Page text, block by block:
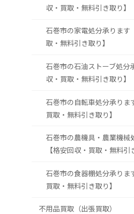
収・買取・無料引き取り】
石巻市の家電処分承ります
取・無料引き取り】
石巻市の石油ストーブ処分
収・買取・無料引き取り】
石巻市の自転車処分承りま
買取・無料引き取り】
石巻市の農機具・農業機械
【格安回収・買取・無料引
石巻市の食器棚処分承りま
買取・無料引き取り】
不用品買取（出張買取）